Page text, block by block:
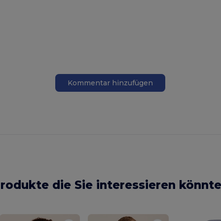
Kommentar hinzufügen
die Sie interessieren